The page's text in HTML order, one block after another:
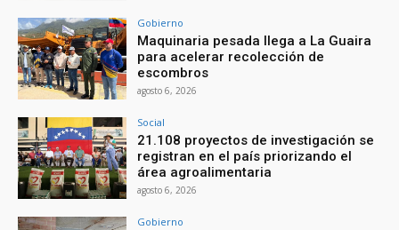
Gobierno
Maquinaria pesada llega a La Guaira
para acelerar recolección de
escombros
agosto 6, 2026
Social
21.108 proyectos de investigación se
registran en el país priorizando el
área agroalimentaria
agosto 6, 2026
Gobierno